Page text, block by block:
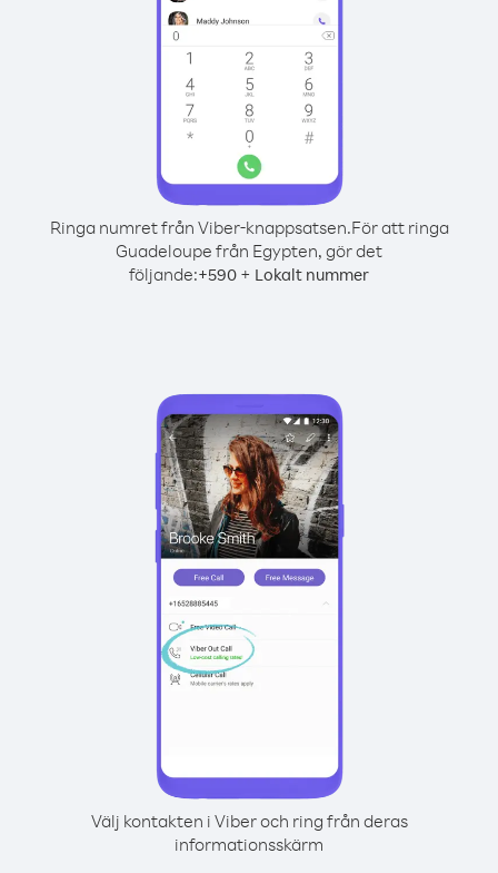
Ringa numret från Viber-knappsatsen.För att ringa
Guadeloupe från Egypten, gör det
följande:+590 + Lokalt nummer
Välj kontakten i Viber och ring från deras
informationsskärm